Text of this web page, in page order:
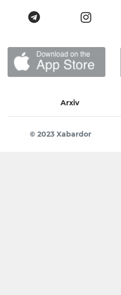
Arxiv
© 2023 Xabardor